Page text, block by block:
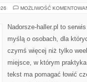
MOŻLIWOŚĆ
Nadorsze-haller.pl to
myślą o osobach, dla
czymś więcej niż tylko
miejsce, w którym
tekst ma pomagać łowić